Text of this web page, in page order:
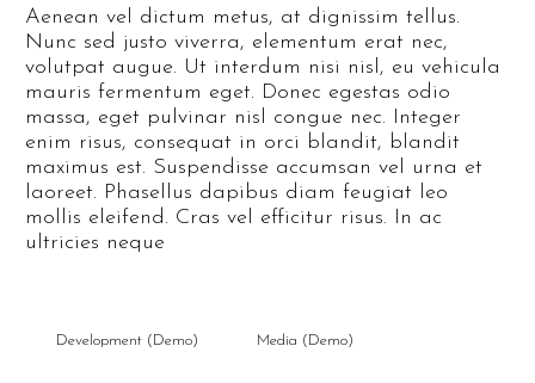
Aenean vel dictum metus, at dignissim tellus.
Nunc sed justo viverra, elementum erat nec,
volutpat augue. Ut interdum nisi nisl, eu vehicula
mauris fermentum eget. Donec egestas odio
massa, eget pulvinar nisl congue nec. Integer
enim risus, consequat in orci blandit, blandit
maximus est. Suspendisse accumsan vel urna et
laoreet. Phasellus dapibus diam feugiat leo
mollis eleifend. Cras vel efficitur risus. In ac
ultricies neque
Development (Demo) Media (Demo)